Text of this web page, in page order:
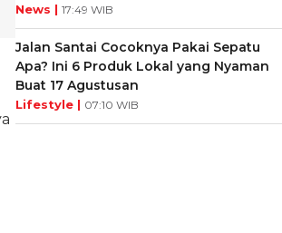
News | 17:49 WIB
Jalan Santai Cocoknya Pakai Sepatu
Apa? Ini 6 Produk Lokal yang Nyaman
Buat 17 Agustusan
Lifestyle | 07:10 WIB